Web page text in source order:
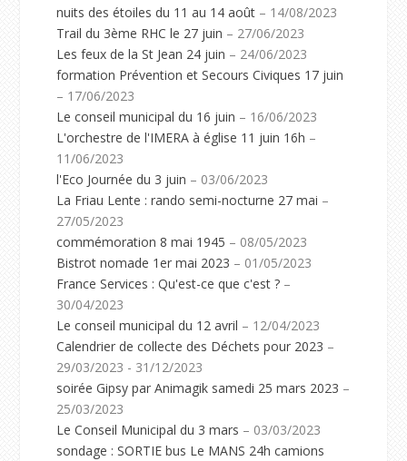
nuits des étoiles du 11 au 14 août – 14/08/2023
Trail du 3ème RHC le 27 juin – 27/06/2023
Les feux de la St Jean 24 juin – 24/06/2023
formation Prévention et Secours Civiques 17 juin
– 17/06/2023
Le conseil municipal du 16 juin – 16/06/2023
L'orchestre de l'IMERA à église 11 juin 16h –
11/06/2023
l'Eco Journée du 3 juin – 03/06/2023
La Friau Lente : rando semi-nocturne 27 mai –
27/05/2023
commémoration 8 mai 1945 – 08/05/2023
Bistrot nomade 1er mai 2023 – 01/05/2023
France Services : Qu'est-ce que c'est ? –
30/04/2023
Le conseil municipal du 12 avril – 12/04/2023
Calendrier de collecte des Déchets pour 2023 –
29/03/2023 - 31/12/2023
soirée Gipsy par Animagik samedi 25 mars 2023 –
25/03/2023
Le Conseil Municipal du 3 mars – 03/03/2023
sondage : SORTIE bus Le MANS 24h camions